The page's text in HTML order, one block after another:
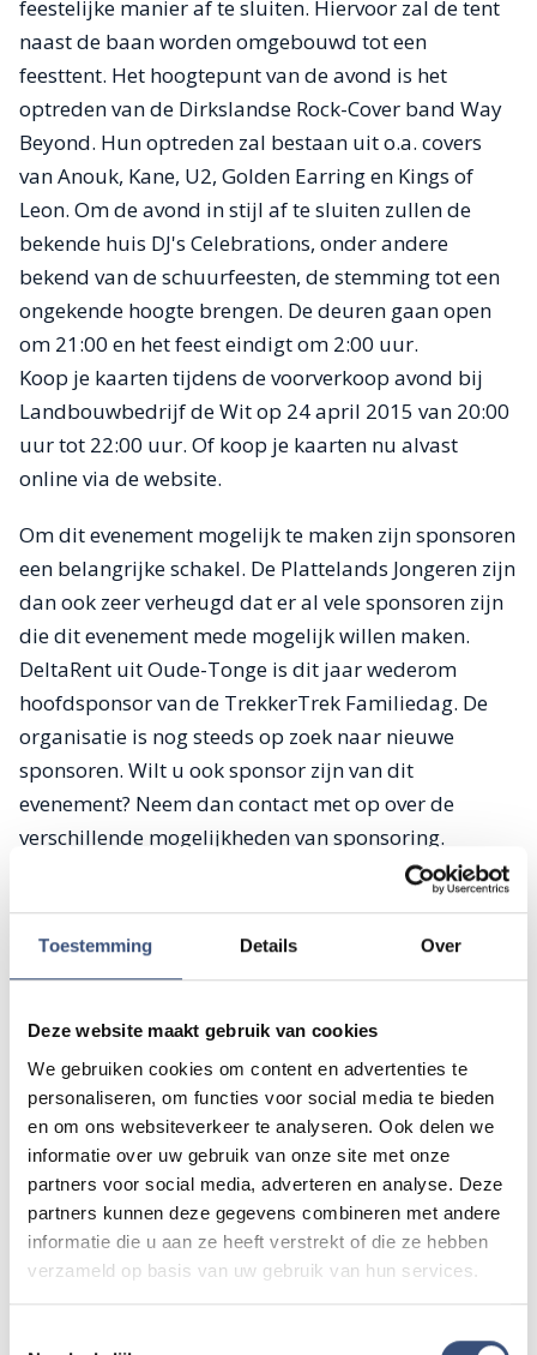
Toestemming Details Over
Deze website maakt gebruik van cookies
We gebruiken cookies om content en advertenties te
personaliseren, om functies voor social media te bieden
en om ons websiteverkeer te analyseren. Ook delen we
informatie over uw gebruik van onze site met onze
partners voor social media, adverteren en analyse. Deze
partners kunnen deze gegevens combineren met andere
informatie die u aan ze heeft verstrekt of die ze hebben
verzameld op basis van uw gebruik van hun services.
feestelijke manier af te sluiten. Hiervoor zal de tent
naast de baan worden omgebouwd tot een
feesttent. Het hoogtepunt van de avond is het
optreden van de Dirkslandse Rock-Cover band Way
Beyond. Hun optreden zal bestaan uit o.a. covers
van Anouk, Kane, U2, Golden Earring en Kings of
Leon. Om de avond in stijl af te sluiten zullen de
bekende huis DJ's Celebrations, onder andere
bekend van de schuurfeesten, de stemming tot een
ongekende hoogte brengen. De deuren gaan open
om 21:00 en het feest eindigt om 2:00 uur.
Koop je kaarten tijdens de voorverkoop avond bij
Landbouwbedrijf de Wit op 24 april 2015 van 20:00
uur tot 22:00 uur. Of koop je kaarten nu alvast
online via de website.
Om dit evenement mogelijk te maken zijn sponsoren
een belangrijke schakel. De Plattelands Jongeren zijn
dan ook zeer verheugd dat er al vele sponsoren zijn
die dit evenement mede mogelijk willen maken.
DeltaRent uit Oude-Tonge is dit jaar wederom
hoofdsponsor van de TrekkerTrek Familiedag. De
organisatie is nog steeds op zoek naar nieuwe
sponsoren. Wilt u ook sponsor zijn van dit
evenement? Neem dan contact met op over de
verschillende mogelijkheden van sponsoring.
Nieuwsgierig geworden naar ons evenement? Volg
bekijk de nieuwe websitewww.trekkertrekflakkee.nl
LOCATIE